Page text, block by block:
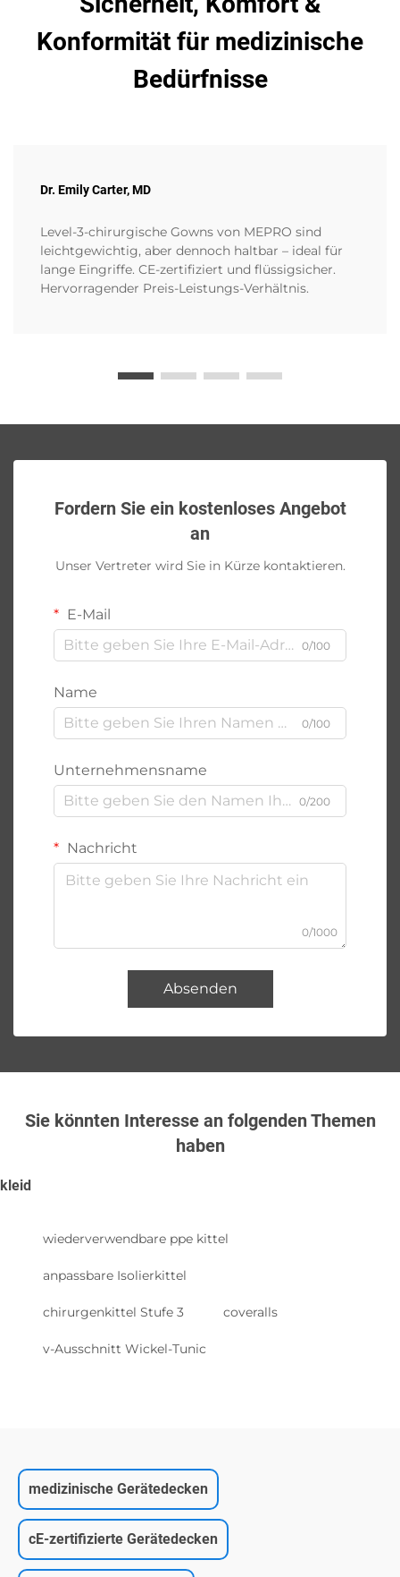
Konformität für medizinische
Bedürfnisse
Dr. Emily Carter, MD
Level-3-chirurgische Gowns von MEPRO sind
leichtgewichtig, aber dennoch haltbar – ideal für
lange Eingriffe. CE-zertifiziert und flüssigsicher.
Hervorragender Preis-Leistungs-Verhältnis.
Fordern Sie ein kostenloses Angebot
an
Unser Vertreter wird Sie in Kürze kontaktieren.
E-Mail
0/100
Name
0/100
Unternehmensname
0/200
Nachricht
0/1000
Absenden
Sie könnten Interesse an folgenden Themen
haben
kleid
wiederverwendbare ppe kittel
anpassbare Isolierkittel
chirurgenkittel Stufe 3 coveralls
v-Ausschnitt Wickel-Tunic
medizinische Gerätedecken
cE-zertifizierte Gerätedecken